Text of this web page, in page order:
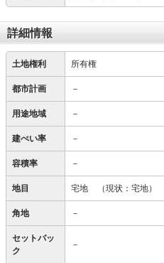
詳細情報
土地権利 所有権
都市計画 －
用途地域 －
建ぺい率 －
容積率 －
地目 宅地 （現状：宅地）
角地 －
セットバッ
ク
－